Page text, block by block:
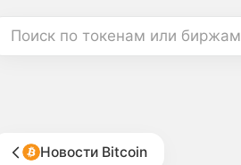
Поиск по токенам или биржам
Новости Bitcoin